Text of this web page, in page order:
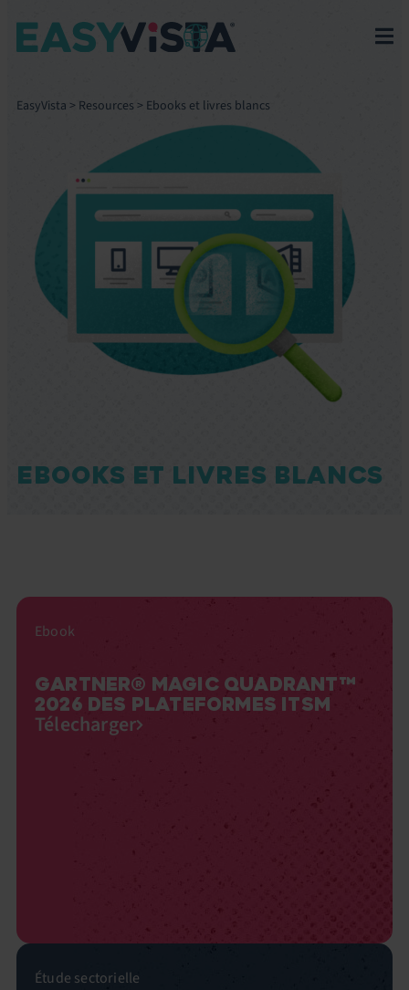
EasyVista > Resources > Ebooks et livres blancs
EBOOKS ET LIVRES BLANCS
Ebook
GARTNER® MAGIC QUADRANT™
2026 DES PLATEFORMES ITSM
Télecharger
Étude sectorielle